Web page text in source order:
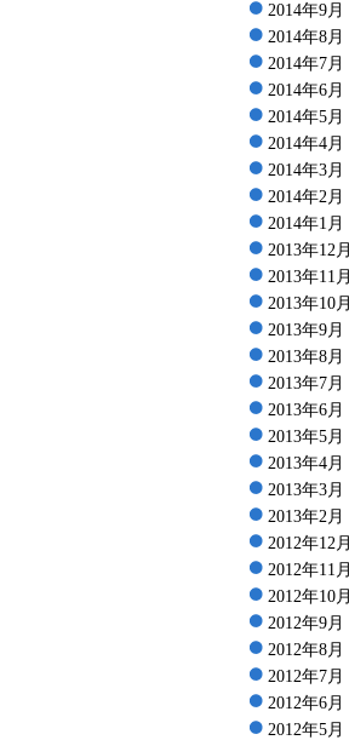
2014年9月
2014年8月
2014年7月
2014年6月
2014年5月
2014年4月
2014年3月
2014年2月
2014年1月
2013年12月
2013年11月
2013年10月
2013年9月
2013年8月
2013年7月
2013年6月
2013年5月
2013年4月
2013年3月
2013年2月
2012年12月
2012年11月
2012年10月
2012年9月
2012年8月
2012年7月
2012年6月
2012年5月